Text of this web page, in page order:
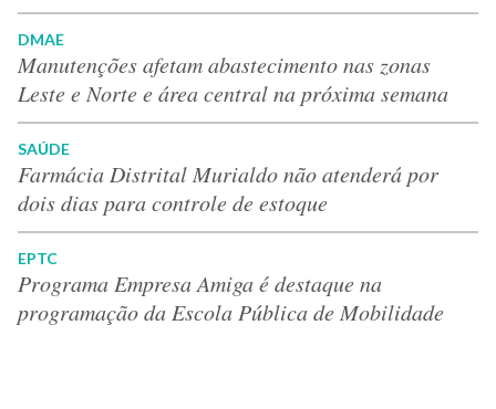
DMAE
Manutenções afetam abastecimento nas zonas
Leste e Norte e área central na próxima semana
SAÚDE
Farmácia Distrital Murialdo não atenderá por
dois dias para controle de estoque
EPTC
Programa Empresa Amiga é destaque na
programação da Escola Pública de Mobilidade